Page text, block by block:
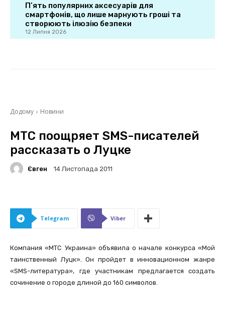
П’ять популярних аксесуарів для
смартфонів, що лише марнують гроші та
створюють ілюзію безпеки
12 Липня 2026